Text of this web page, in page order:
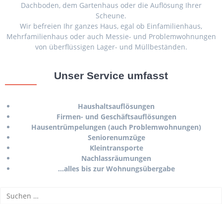
Dachboden, dem Gartenhaus oder die Auflösung Ihrer
Scheune.
Wir befreien Ihr ganzes Haus, egal ob Einfamilienhaus,
Mehrfamilienhaus oder auch Messie- und Problemwohnungen
von überflüssigen Lager- und Müllbeständen.
Unser Service umfasst
Haushaltsauflösungen
Firmen- und Geschäftsauflösungen
Hausentrümpelungen (auch Problemwohnungen)
Seniorenumzüge
Kleintransporte
Nachlassräumungen
…alles bis zur Wohnungsübergabe